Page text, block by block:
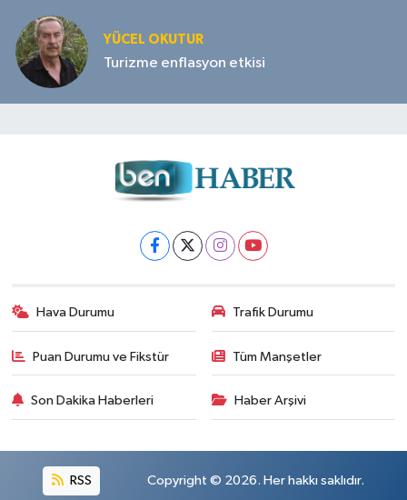
YÜCEL OKUTUR
Turizme enflasyon etkisi
Hava Durumu Trafik Durumu
Puan Durumu ve Fikstür Tüm Manşetler
Son Dakika Haberleri Haber Arşivi
RSS Copyright © 2026. Her hakkı saklıdır.